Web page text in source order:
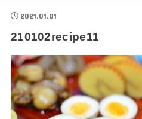
2021.01.01
210102recipe11